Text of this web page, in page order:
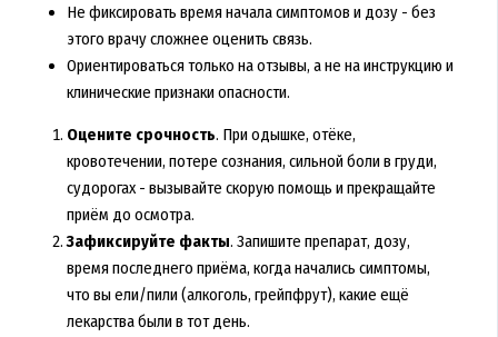
Не фиксировать время начала симптомов и дозу - без
этого врачу сложнее оценить связь.
Ориентироваться только на отзывы, а не на инструкцию и
клинические признаки опасности.
Оцените срочность. При одышке, отёке,
кровотечении, потере сознания, сильной боли в груди,
судорогах - вызывайте скорую помощь и прекращайте
приём до осмотра.
Зафиксируйте факты. Запишите препарат, дозу,
время последнего приёма, когда начались симптомы,
что вы ели/пили (алкоголь, грейпфрут), какие ещё
лекарства были в тот день.